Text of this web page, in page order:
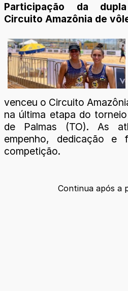
Participação da
Circuito Amazônia de
venceu o Circuito
na última etapa do
de Palmas (TO). As
empenho, dedicação e
competição.
Continua após a